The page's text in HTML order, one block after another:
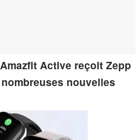
Active reçoit Zepp
nouvelles